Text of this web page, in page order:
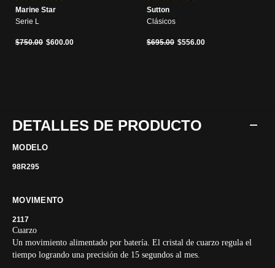
Marine Star
Serie L
Precio reducido de
$750.00a$600.00
Sutton
Clásicos
Precio reducido de
$695.00a$556.00
DETALLES DE PRODUCTO
MODELO
98R295
MOVIMENTO
2117
Cuarzo
Un movimiento alimentado por batería. El cristal de cuarzo regula el
tiempo logrando una precisión de 15 segundos al mes.